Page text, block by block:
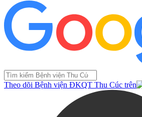
Theo dõi Bệnh viện ĐKQT Thu Cúc trên